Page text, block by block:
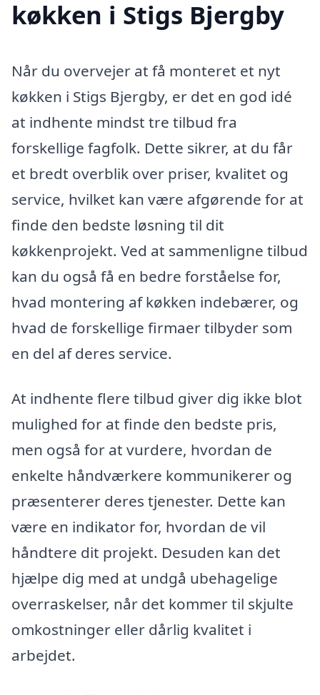
køkken i Stigs Bjergby
Når du overvejer at få monteret et nyt
køkken i Stigs Bjergby, er det en god idé
at indhente mindst tre tilbud fra
forskellige fagfolk. Dette sikrer, at du får
et bredt overblik over priser, kvalitet og
service, hvilket kan være afgørende for at
finde den bedste løsning til dit
køkkenprojekt. Ved at sammenligne tilbud
kan du også få en bedre forståelse for,
hvad montering af køkken indebærer, og
hvad de forskellige firmaer tilbyder som
en del af deres service.
At indhente flere tilbud giver dig ikke blot
mulighed for at finde den bedste pris,
men også for at vurdere, hvordan de
enkelte håndværkere kommunikerer og
præsenterer deres tjenester. Dette kan
være en indikator for, hvordan de vil
håndtere dit projekt. Desuden kan det
hjælpe dig med at undgå ubehagelige
overraskelser, når det kommer til skjulte
omkostninger eller dårlig kvalitet i
arbejdet.